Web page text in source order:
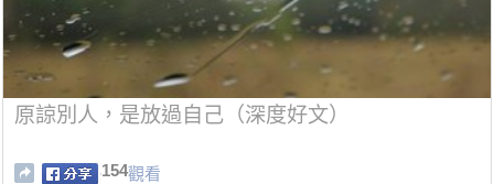
原諒別人，是放過自己（深度好文）
154觀看